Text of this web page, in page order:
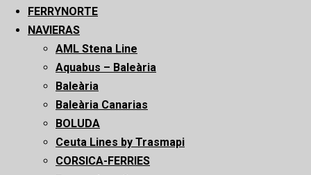
FERRYNORTE
NAVIERAS
AML Stena Line
Aquabus – Baleària
Baleària
Baleària Canarias
BOLUDA
Ceuta Lines by Trasmapi
CORSICA-FERRIES